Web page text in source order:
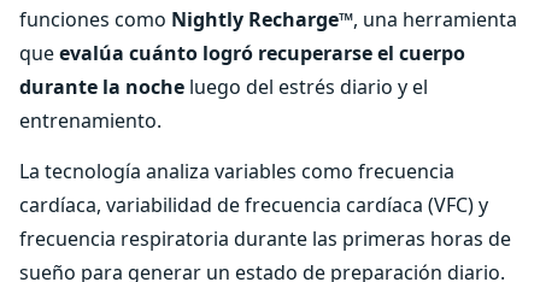
funciones como Nightly Recharge™, una herramienta
queevalúa cuánto logró recuperarse el cuerpo
durante la noche luego del estrés diario y el
entrenamiento.
La tecnología analiza variables como frecuencia
cardíaca, variabilidad de frecuencia cardíaca (VFC) y
frecuencia respiratoria durante las primeras horas de
sueño para generar un estado de preparación diario.